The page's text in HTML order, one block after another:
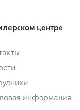
центре
информация